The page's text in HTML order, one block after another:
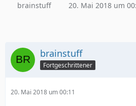
brainstuff 20. Mai 2018 um
brainstuff
Fortgeschrittener
20. Mai 2018 um 00:11